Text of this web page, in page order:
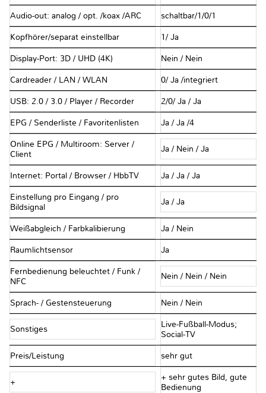
Audio-out: analog / opt. /koax /ARC schaltbar/1/0/1
Kopfhörer/separat einstellbar 1/ Ja
Display-Port: 3D / UHD (4K) Nein / Nein
Cardreader / LAN / WLAN 0/ Ja /integriert
USB: 2.0 / 3.0 / Player / Recorder 2/0/ Ja / Ja
EPG / Senderliste / Favoritenlisten Ja / Ja /4
Online EPG / Multiroom: Server /
Client
Ja / Nein / Ja
Internet: Portal / Browser / HbbTV Ja / Ja / Ja
Einstellung pro Eingang / pro
Bildsignal
Ja / Ja
Weißabgleich / Farbkalibierung Ja / Nein
Raumlichtsensor Ja
Fernbedienung beleuchtet / Funk /
NFC
Nein / Nein / Nein
Sprach- / Gestensteuerung Nein / Nein
Sonstiges
Live-Fußball-Modus;
Social-TV
Preis/Leistung sehr gut
+
+ sehr gutes Bild, gute
Bedienung